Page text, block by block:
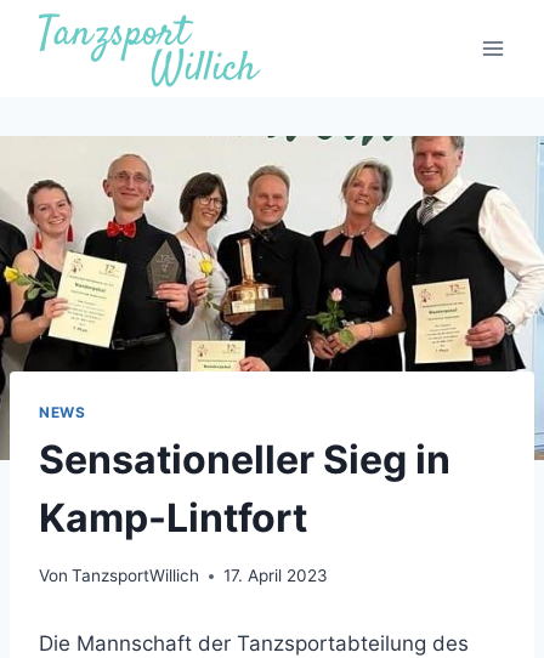
Zum
Inhalt
NEWS
Sensationeller Sieg in
Kamp-Lintfort
Von TanzsportWillich 17. April 2023
Die Mannschaft der Tanzsportabteilung des